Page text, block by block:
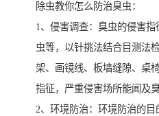
除虫教你怎么防治臭虫：
1、侵害调查：臭虫的侵害
虫等，以针挑法结合目测法
架、画镜线、板墙缝隙、桌
指征，严重侵害场所能闻及
2、环境防治：环境防治的